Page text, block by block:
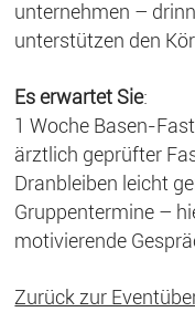
unternehmen –
unterstützen den
Es erwartet Sie:
1 Woche Basen-
ärztlich geprüfter
Dranbleiben leicht
Gruppentermine –
motivierende
Zurück zur